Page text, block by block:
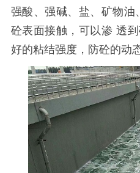
强酸、强碱、盐、矿物
砼表面接触，可以渗 透
好的粘结强度，防砼的动